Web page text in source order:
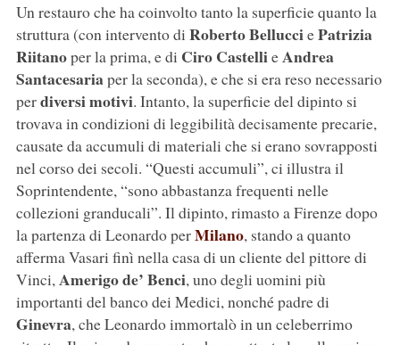
Un restauro che ha coinvolto tanto la superficie quanto la
struttura (con intervento di Roberto BellucciePatrizia
Riitanoper la prima, e di Ciro CastellieAndrea
Santacesariaper la seconda), e che si era reso necessario
perdiversi motivi. Intanto, la superficie del dipinto si
trovava in condizioni di leggibilità decisamente precarie,
causate da accumuli di materiali che si erano sovrapposti
nel corso dei secoli. “Questi accumuli”, ci illustra il
Soprintendente, “sono abbastanza frequenti nelle
collezioni granducali”. Il dipinto, rimasto a Firenze dopo
la partenza di Leonardo perMilano, stando a quanto
afferma Vasari finì nella casa di un cliente del pittore di
Vinci,Amerigo de’ Benci, uno degli uomini più
importanti del banco dei Medici, nonché padre di
Ginevra, che Leonardo immortalò in un celeberrimo